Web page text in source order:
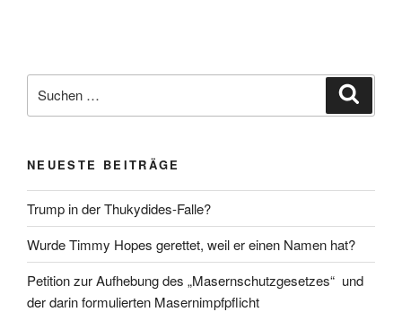
nach:
NEUESTE BEITRÄGE
Trump in der Thukydides-Falle?
Wurde Timmy Hopes gerettet, weil er einen Namen hat?
Petition zur Aufhebung des „Masernschutzgesetzes“ und
der darin formulierten Masernimpfpflicht